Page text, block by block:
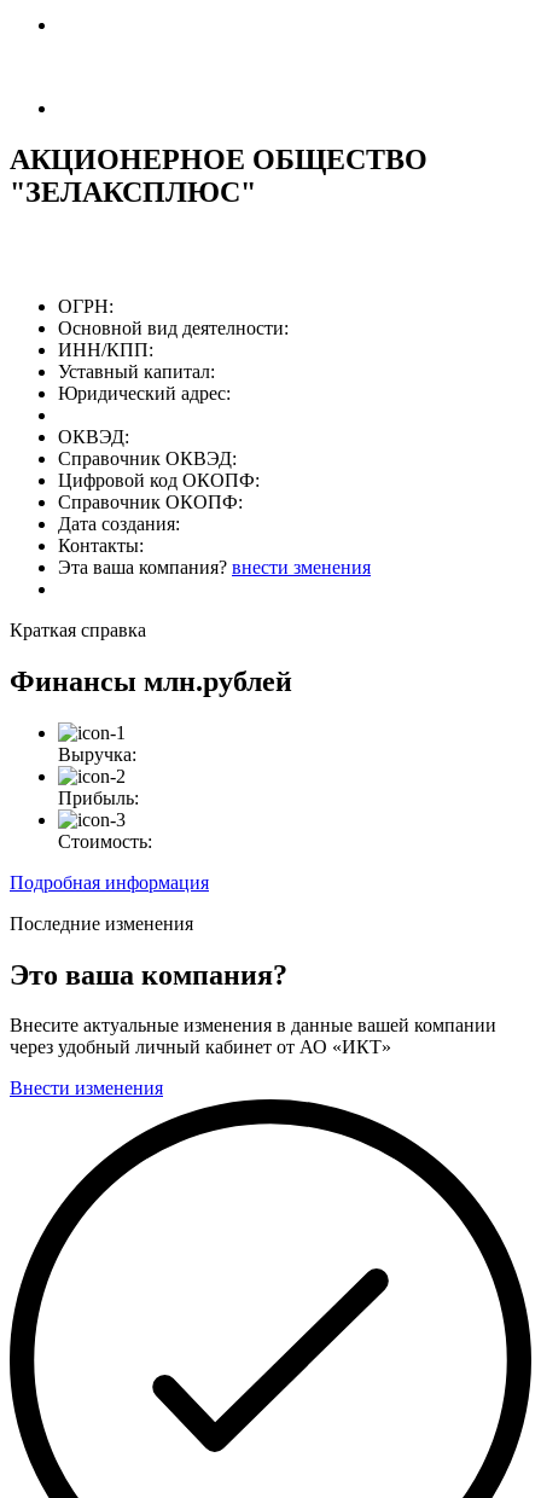
АКЦИОНЕРНОЕ ОБЩЕСТВО
"ЗЕЛАКСПЛЮС"
ОГРН:
Основной вид деятелности:
ИНН/КПП:
Уставный капитал:
Юридический адрес:
ОКВЭД:
Справочник ОКВЭД:
Цифровой код ОКОПФ:
Справочник ОКОПФ:
Дата создания:
Контакты:
Эта ваша компания? внести зменения
Краткая справка
Финансы млн.рублей
Выручка:
Прибыль:
Стоимость:
Подробная информация
Последние изменения
Это ваша компания?
Внесите актуальные изменения в данные вашей компании
через удобный личный кабинет от АО «ИКТ»
Внести изменения